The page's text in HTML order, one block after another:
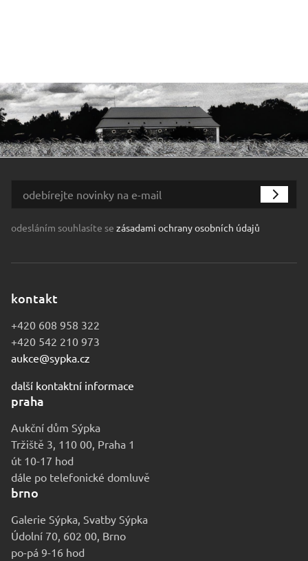
odesláním souhlasíte se zásadami ochrany osobních údajů
kontakt
+420 608 958 322
+420 542 210 973
aukce@sypka.cz
další kontaktní informace
praha
Aukční dům Sýpka
Tržiště 3, 110 00, Praha 1
út 10-17 hod
dále po telefonické domluvě
brno
Galerie Sýpka, Svatby Sýpka
Údolní 70, 602 00, Brno
po-pá 9-16 hod